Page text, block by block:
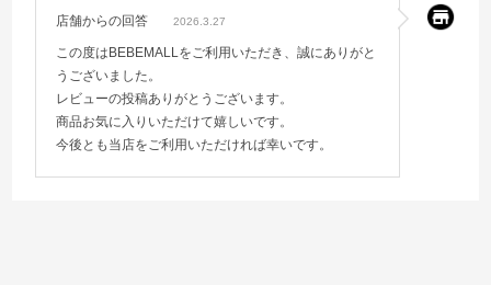
店舗からの回答 2026.3.27
この度はBEBEMALLをご利用いただき、誠にありがと
うございました。
レビューの投稿ありがとうございます。
商品お気に入りいただけて嬉しいです。
今後とも当店をご利用いただければ幸いです。